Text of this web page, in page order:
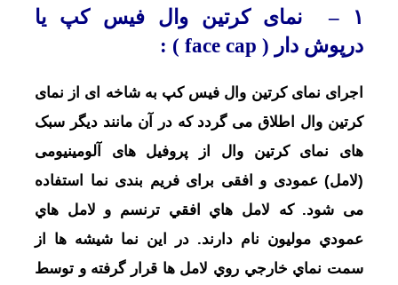
۱ – نمای کرتین وال فیس کپ یا
درپوش دار ( face cap )
:
اجرای نمای کرتین وال فیس کپ به شاخه ای از نمای
کرتین وال اطلاق می گردد که در آن مانند دیگر سبک
های نمای کرتین وال از پروفیل های آلومینیومی
(لامل) عمودی و افقی برای فریم بندی نما استفاده
می شود. که لامل هاي افقي ترنسم و لامل هاي
عمودي موليون نام دارند. در اين نما شيشه ها از
سمت نماي خارجي روي لامل ها قرار گرفته و توسط